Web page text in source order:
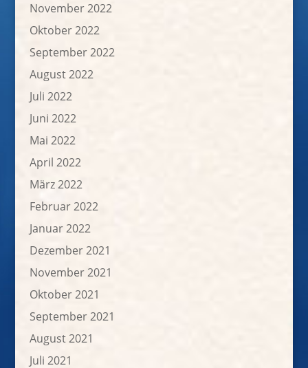
November 2022
Oktober 2022
September 2022
August 2022
Juli 2022
Juni 2022
Mai 2022
April 2022
März 2022
Februar 2022
Januar 2022
Dezember 2021
November 2021
Oktober 2021
September 2021
August 2021
Juli 2021